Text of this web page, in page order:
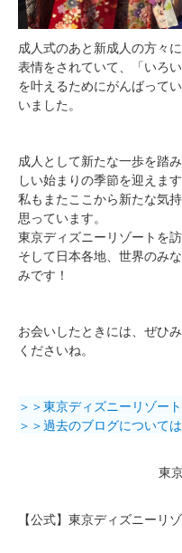
成人式のあと新成人の方々
表情をされていて、「いろ
を叶えるためにがんばって
いました。
成人として新たな一歩を踏
しい始まりの季節を迎えます
私もまたここから新たな気
思っています。
東京ディズニーリゾートを
そして日本各地、世界のみ
みです！
お会いしたときには、ぜひ
くださいね。
＞＞東京ディズニーリゾー
＞＞過去のブログについて
東
【公式】東京ディズニーリ